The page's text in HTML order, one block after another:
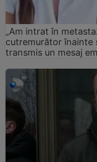
„Am intrat în
cutremurător înainte
transmis un mesaj